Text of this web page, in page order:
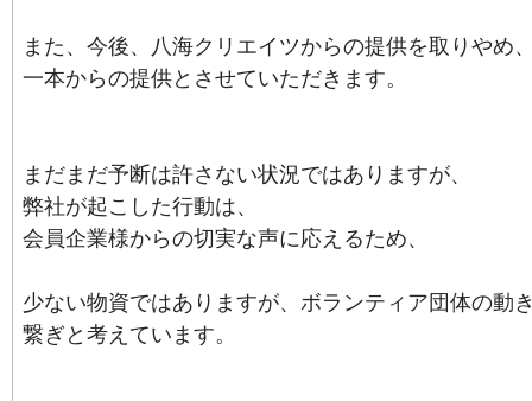
また、今後、八海クリエイツからの提供を取りやめ
一本からの提供とさせていただきます。
まだまだ予断は許さない状況ではありますが、
弊社が起こした行動は、
会員企業様からの切実な声に応えるため、
少ない物資ではありますが、 ボランティア団体の動
繋ぎと考えています。